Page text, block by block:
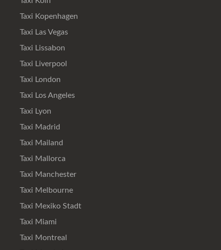
Taxi Kopenhagen
Taxi Las Vegas
Taxi Lissabon
Taxi Liverpool
Taxi London
Taxi Los Angeles
Taxi Lyon
Taxi Madrid
Taxi Mailand
Taxi Mallorca
Taxi Manchester
Taxi Melbourne
Taxi Mexiko Stadt
Taxi Miami
Taxi Montreal